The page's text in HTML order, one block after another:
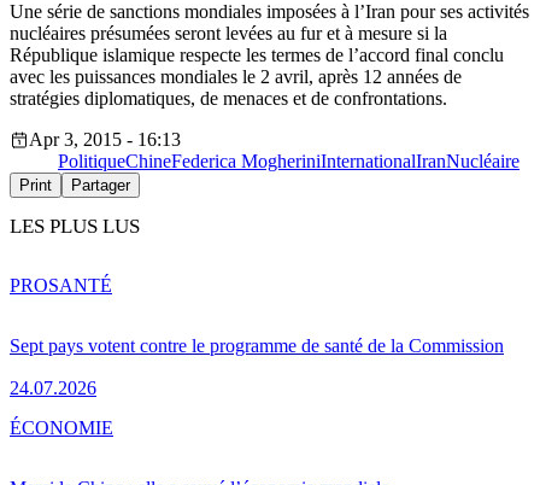
Une série de sanctions mondiales imposées à l’Iran pour ses activités
nucléaires présumées seront levées au fur et à mesure si la
République islamique respecte les termes de l’accord final conclu
avec les puissances mondiales le 2 avril, après 12 années de
stratégies diplomatiques, de menaces et de confrontations.
Apr 3, 2015 - 16:13
PolitiqueChineFederica MogheriniInternationalIranNucléaire
Print Partager
LES PLUS LUS
Sept pays votent contre le programme de santé de la Commission
24.07.2026
PROSANTÉ
ÉCONOMIE